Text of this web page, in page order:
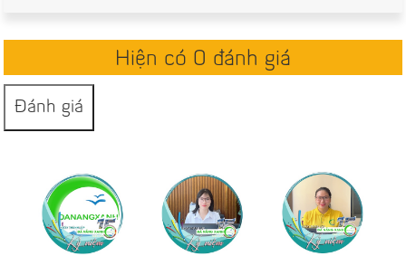
Hiện có 0 đánh giá
Đánh giá